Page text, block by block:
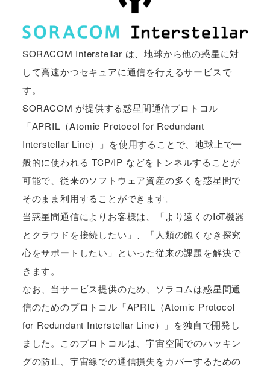
SORACOM Interstellar は、地球から他の惑星に対
して高速かつセキュアに通信を行えるサービスで
す。
SORACOM が提供する惑星間通信プロトコル
「APRIL（Atomic Protocol for Redundant
Interstellar Line）」を使用することで、地球上で一
般的に使われる TCP/IP などをトンネルすることが
可能で、従来のソフトウェア資産の多くを惑星間で
そのまま利用することができます。
当惑星間通信によりお客様は、「より遠くのIoT機器
とクラウドを接続したい」、「人類の飽くなき探究
心をサポートしたい」といった従来の課題を解決で
きます。
なお、当サービス提供のため、ソラコムは惑星間通
信のためのプロトコル「APRIL（Atomic Protocol
for Redundant Interstellar Line）」を独自で開発し
ました。このプロトコルは、宇宙空間でのハッキン
グの防止、宇宙線での通信損失をカバーするための